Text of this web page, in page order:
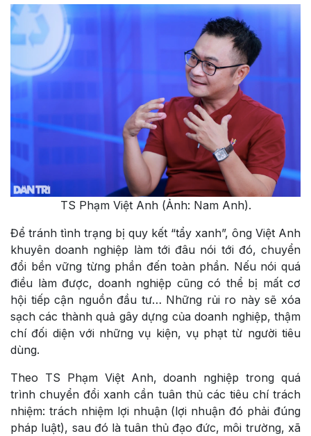
TS Phạm Việt Anh (Ảnh: Nam Anh).
Để tránh tình trạng bị quy kết “tẩy xanh”, ông Việt Anh
khuyên doanh nghiệp làm tới đâu nói tới đó, chuyển
đổi bền vững từng phần đến toàn phần. Nếu nói quá
điều làm được, doanh nghiệp cũng có thể bị mất cơ
hội tiếp cận nguồn đầu tư… Những rủi ro này sẽ xóa
sạch các thành quả gây dựng của doanh nghiệp, thậm
chí đối diện với những vụ kiện, vụ phạt từ người tiêu
dùng.
Theo TS Phạm Việt Anh, doanh nghiệp trong quá
trình chuyển đổi xanh cần tuân thủ các tiêu chí trách
nhiệm: trách nhiệm lợi nhuận (lợi nhuận đó phải đúng
pháp luật), sau đó là tuân thủ đạo đức, môi trường, xã